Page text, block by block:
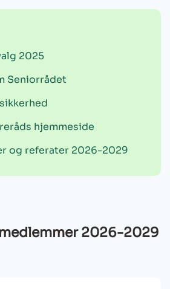
2025
Seniorrådet
hjemmeside
og referater 2026-2029
2026-2029